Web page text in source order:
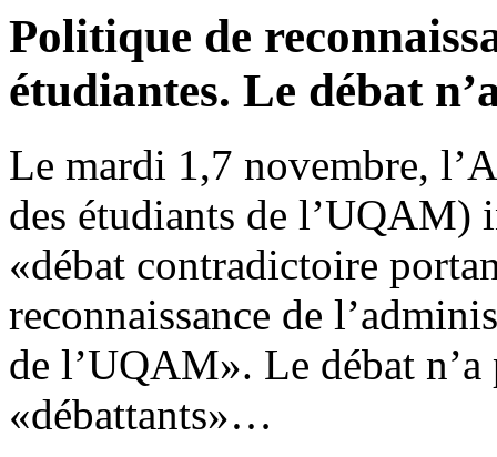
Politique de
étudiantes. Le débat
Le mardi 1,7 novembre,
des étudiants de l’UQAM)
«débat contradictoire
reconnaissance de
de l’UQAM». Le débat n’a
«débattants»…